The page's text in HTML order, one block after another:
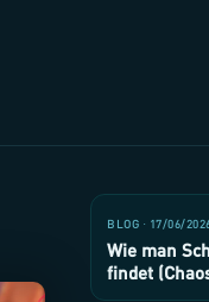
BLOG · 17/06/
Wie man
findet